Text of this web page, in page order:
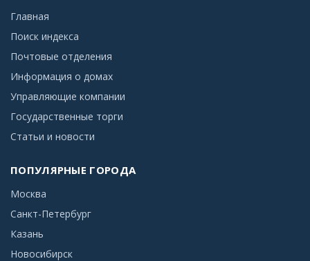
Главная
Поиск индекса
Почтовые отделения
Информация о домах
Управляющие компании
Государственные торги
Статьи и новости
ПОПУЛЯРНЫЕ ГОРОДА
Москва
Санкт-Петербург
Казань
Новосибирск